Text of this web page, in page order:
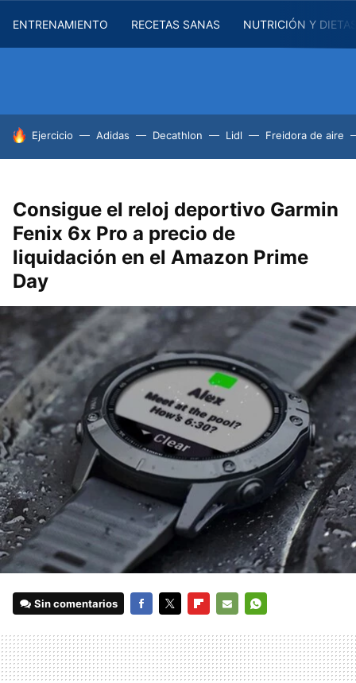
ENTRENAMIENTO RECETAS SANAS NUTRICIÓN Y
HOY SE HABLA DE
Ejercicio Adidas Decathlon Lidl Freidora de aire
Consigue el reloj deportivo Garmin
Fenix 6x Pro a precio de
liquidación en el Amazon Prime
Day
Sin comentarios
MAIL